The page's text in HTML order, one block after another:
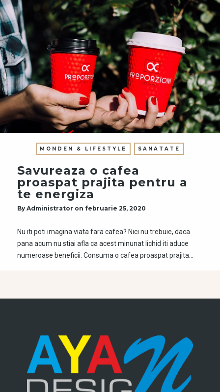
MONDEN & LIFESTYLE SANATATE
Savureaza o cafea
proaspat prajita pentru a
te energiza
By Administrator on februarie 25, 2020
Nu iti poti imagina viata fara cafea? Nici nu trebuie, daca
pana acum nu stiai afla ca acest minunat lichid iti aduce
numeroase beneficii. Consuma o cafea proaspat prajita…